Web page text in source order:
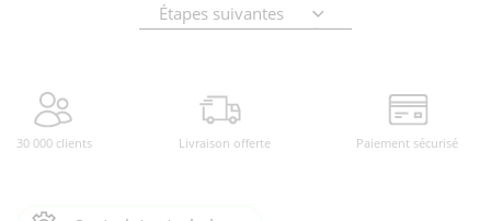
Étapes suivantes
30 000 clients Livraison offerte Paiement sécurisé